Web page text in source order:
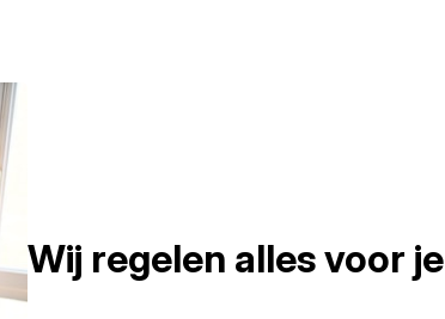
Wij regelen alles voor je